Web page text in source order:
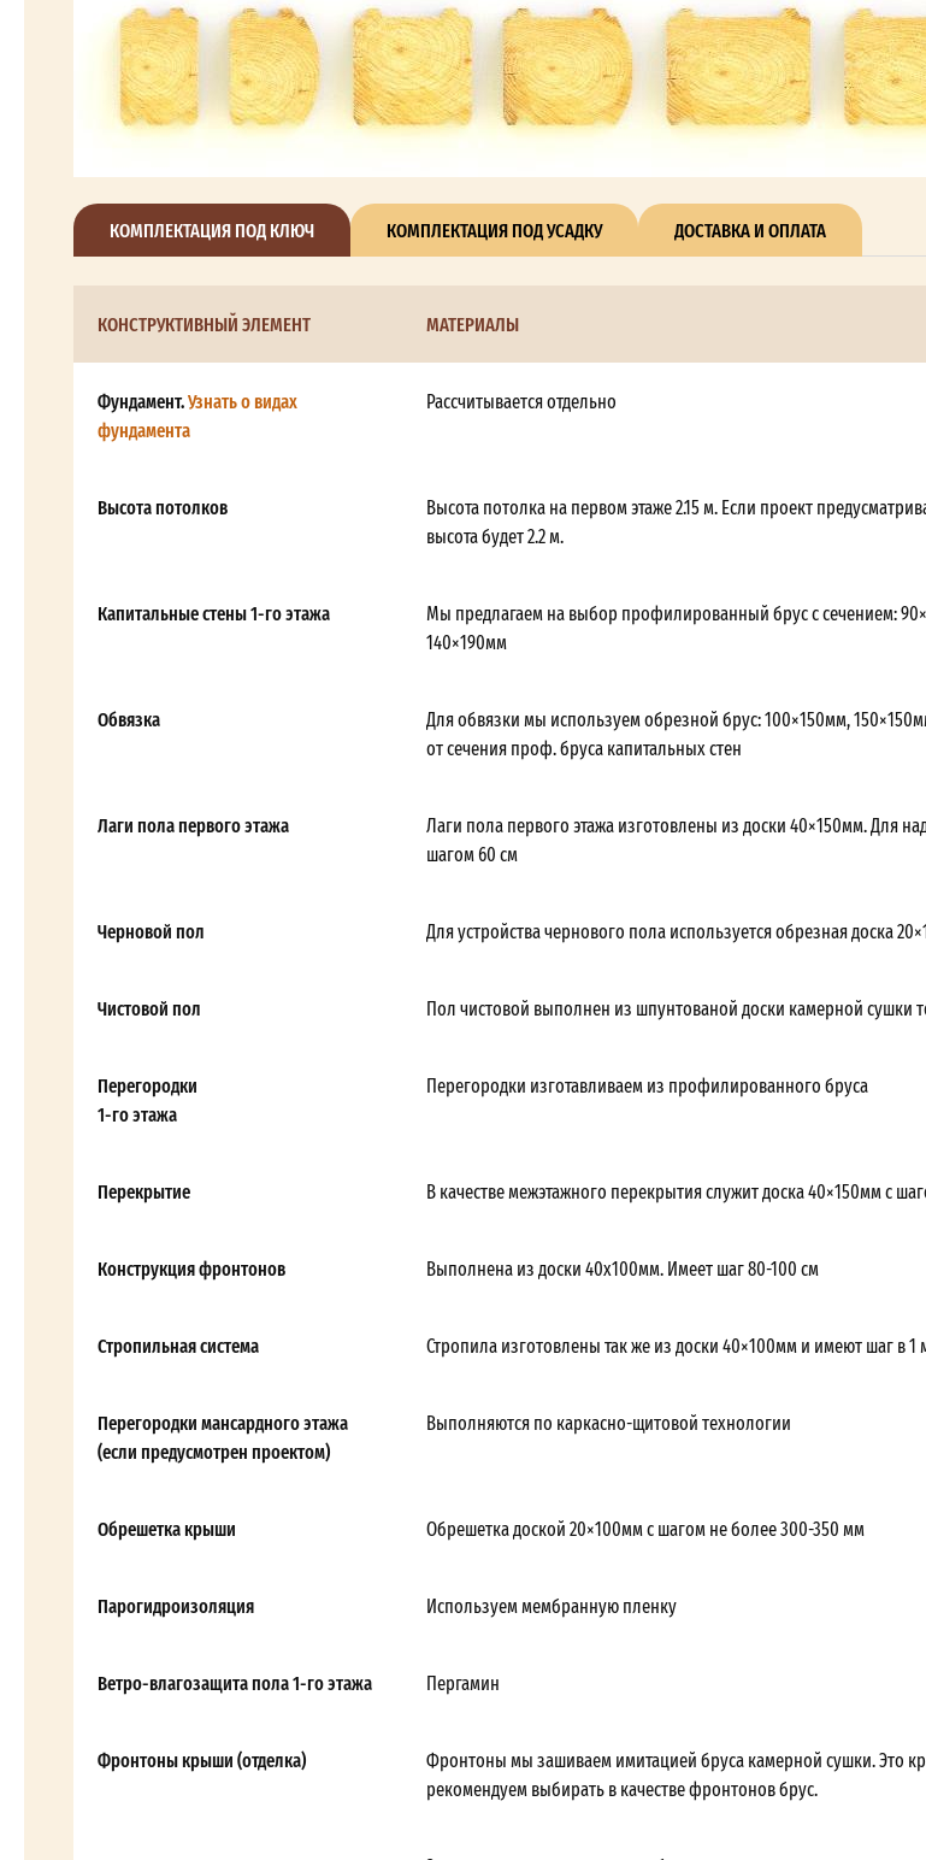
КОМПЛЕКТАЦИЯ ПОД КЛЮЧ КОМПЛЕКТАЦИЯ ПОД УСАДКУ ДОСТАВКА И ОПЛАТА
КОНСТРУКТИВНЫЙ ЭЛЕМЕНТ МАТЕРИАЛЫ
Фундамент.Узнать о видах
фундамента
Рассчитывается отдельно
Высота потолков
Высота потолка на первом этаже 2.15 м. Если проект
высота будет 2.2 м.
Капитальные стены 1-го этажа
Мы предлагаем на выбор профилированный брус с сечением:
140×190мм
Обвязка
Для обвязки мы используем обрезной брус: 100×150мм,
от сечения проф. бруса капитальных стен
Лаги пола первого этажа
Лаги пола первого этажа изготовлены из доски 40×150мм. Для
шагом 60 см
Черновой пол Для устройства чернового пола используется обрезная доска
Чистовой пол Пол чистовой выполнен из шпунтованой доски камерной сушки
Перегородки
1-го этажа
Перегородки изготавливаем из профилированного бруса
Перекрытие В качестве межэтажного перекрытия служит доска 40×150мм с
Конструкция фронтонов Выполнена из доски 40х100мм. Имеет шаг 80-100 см
Стропильная система Стропила изготовлены так же из доски 40×100мм и имеют шаг в 1
Перегородки мансардного этажа
(если предусмотрен проектом)
Выполняются по каркасно-щитовой технологии
Обрешетка крыши Обрешетка доской 20×100мм с шагом не более 300-350 мм
Парогидроизоляция Используем мембранную пленку
Ветро-влагозащита пола 1-го этажа Пергамин
Фронтоны крыши (отделка)
Фронтоны мы зашиваем имитацией бруса камерной сушки. Это
рекомендуем выбирать в качестве фронтонов брус.